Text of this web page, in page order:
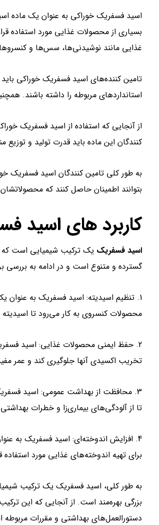
اسید فسفریک خوراکی به عنوان یک ماده
بسیاری از محصولات غذایی مورد استفاده
غذایی مانند نوشیدنی‌ها، سس‌ها و
تامین کننده‌های اسید فسفریک خوراکی
استانداردهای مربوطه را داشته باشند.
از آنجایی که استفاده از اسید فسفریک
کنندگان این ماده باید قدرت تولید و توزیع
به طور کلی تامین کنندگان اسید فسفریک
بتوانند اطمینان حاصل کنند که
کاربرد های اسید
اسید فسفریک یک ترکیب شیمیایی است که
گسترده و متنوع است و در ادامه به بررسی
1. تنظیم اسیدیته: اسید فسفریک به
محصولات کنسروی به کار می‌رود تا
2. حفظ ایمنی محصولات غذایی: اسید
تخریب اکسیدی آنها جلوگیری کند و عمر
3. محافظت از بهداشت عمومی: اسید
تا از آلودگی‌های بیماری‌زا و خطرات
4. افزایش اندوخته‌ای: اسید فسفریک به
برای تهیه اندوخته‌های غذایی مورد
به طور کلی، اسید فسفریک یک ترکیب
بزرگی بهره‌مند است. از آنجایی که این
دستورالعمل‌های بهداشتی و مقررات